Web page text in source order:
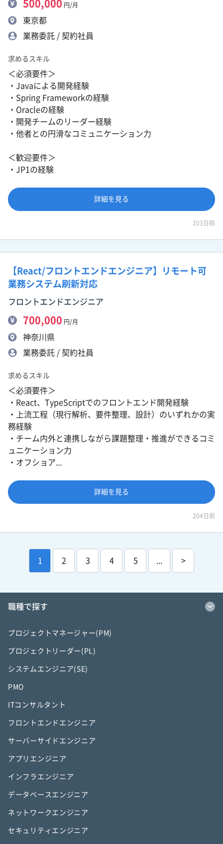
500,000 円/月
東京都
業務委託 / 契約社員
求めるスキル
＜必須要件＞
・Javaによる開発経験
・Spring Frameworkの経験
・Oracleの経験
・開発チームのリーダー経験
・他者との円滑なコミュニケーション力
＜歓迎要件＞
・JP1の経験
詳細を見る
203日前
【React/フロントエンドエンジニア】リモート可
業務システム刷新対応
フロントエンドエンジニア
700,000 円/月
神奈川県
業務委託 / 契約社員
求めるスキル
＜必須要件＞
・React、TypeScriptでのフロントエンド開発経験
・上流工程（現行解析、要件整理、設計）のいずれかの実
務経験
・チーム内外と連携しながら課題整理・推進ができるコミ
ュニケーション力
・オフショア...
詳細を見る
204日前
1 2 3 4 5 >
職種で探す
プロジェクトマネージャー(PM)
プロジェクトリーダー(PL)
システムエンジニア(SE)
PMO
ITコンサルタント
フロントエンドエンジニア
サーバーサイドエンジニア
アプリエンジニア
インフラエンジニア
データベースエンジニア
ネットワークエンジニア
セキュリティエンジニア